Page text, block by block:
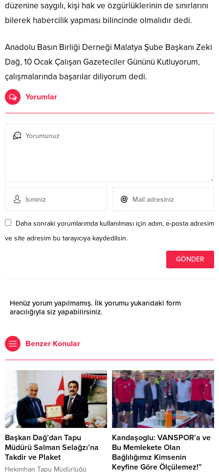
düzenine saygılı, kişi hak ve özgürlüklerinin de sınırlarını
bilerek habercilik yapması bilincinde olmalıdır dedi.
Anadolu Basın Birliği Derneği Malatya Şube Başkanı Zeki
Dağ, 10 Ocak Çalışan Gazeteciler Gününü Kutluyorum,
çalışmalarında başarılar diliyorum dedi.
Yorumlar
Daha sonraki yorumlarımda kullanılması için adım, e-posta adresim
ve site adresim bu tarayıcıya kaydedilsin.
Henüz yorum yapılmamış. İlk yorumu yukarıdaki form
aracılığıyla siz yapabilirsiniz.
Benzer Konular
Başkan Dağ’dan Tapu
Müdürü Salman Selağzı’na
Takdir ve Plaket
Hekimhan Tapu Müdürlüğü
Kandaşoglu: VANSPOR’a ve
Bu Memlekete Olan
Bağlılığımız Kimsenin
Keyfine Göre Ölçülemez!”